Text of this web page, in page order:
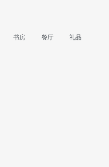
书房 餐厅 礼品